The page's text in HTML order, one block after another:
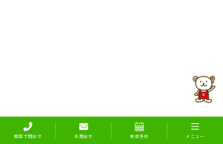
電話で問合せ お問合せ 来店予約 メニュー